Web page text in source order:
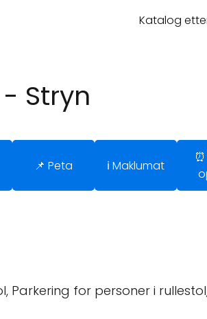
Katalog
Stryn
📌 Peta ℹ️ Maklumat
Parkering for personer i